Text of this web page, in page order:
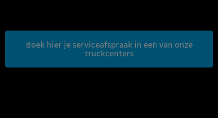
Boek hier je serviceafspraak in een van onze
truckcenters